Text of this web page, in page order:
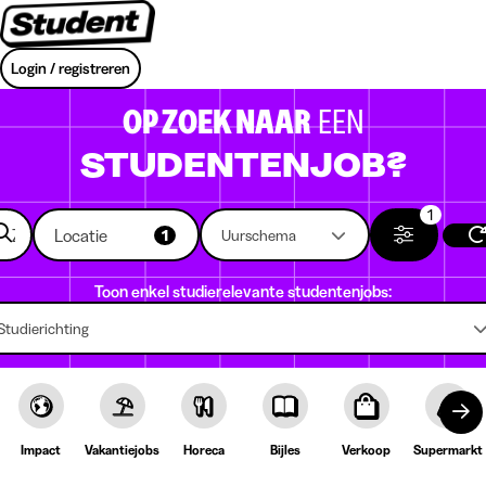
Login / registreren
OP ZOEK NAAREEN
STUDENTENJOB?
Locatie 1 Uurschema
1
Toon enkel studierelevante studentenjobs:
Impact Vakantiejobs Horeca Bijles Verkoop Supermarkt